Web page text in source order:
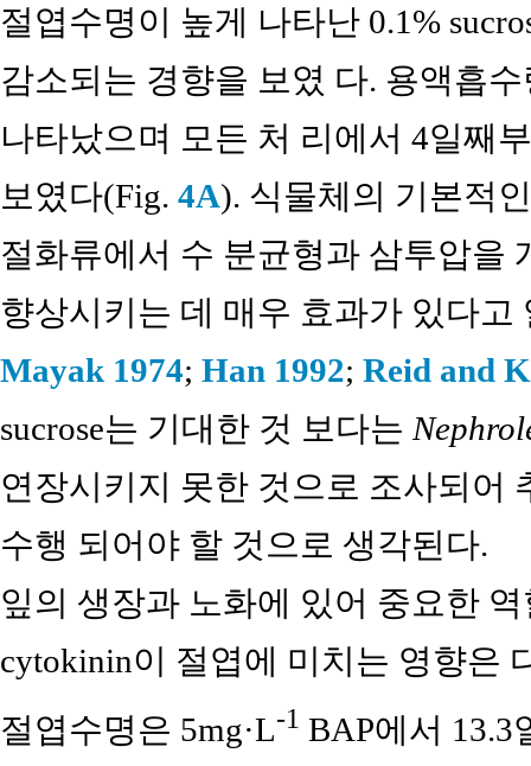
절엽수명이 높게 나타난 0.1%
감소되는 경향을 보였 다. 용액흡
나타났으며 모든 처 리에서 4일째
보였다(Fig. 4A). 식물체의 기본적
절화류에서 수 분균형과 삼투압을
향상시키는 데 매우 효과가 있다고
Mayak 1974; Han 1992; Reid and
sucrose는 기대한 것 보다는
연장시키지 못한 것으로 조사되어
수행 되어야 할 것으로 생각된다.
잎의 생장과 노화에 있어 중요한
cytokinin이 절엽에 미치는 영향은
절엽수명은 5mg·L-1 BAP에서 13.3